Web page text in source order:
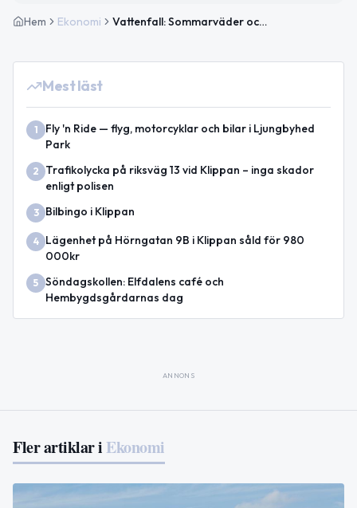
Hem Ekonomi Vattenfall: Sommarväder och låg hydrologi driver upp elpriserna – nivåer nära 2022
Mest läst
1
Fly 'n Ride — flyg, motorcyklar och bilar i Ljungbyhed
Park
2
Trafikolycka på riksväg 13 vid Klippan – inga skador
enligt polisen
3 Bilbingo i Klippan
4
Lägenhet på Hörngatan 9B i Klippan såld för 980
000kr
5 Söndagskollen: Elfdalens café och
Hembygdsgårdarnas dag
ANNONS
Fler artiklar iEkonomi